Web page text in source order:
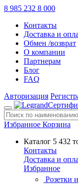
8 985 232 8 000
Контакты
Доставка и
Обмен /возврат
О компании
Партнерам
Блог
FAQ
Авторизация
Избранное Корзина
Каталог 5 432
Контакты
Доставка и
Избранное
Розетки